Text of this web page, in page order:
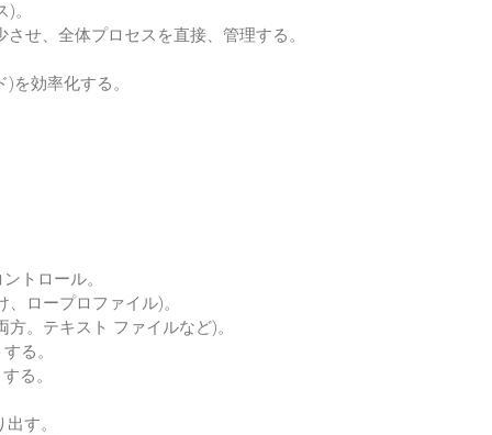
。
せ、全体プロセスを直接、管理する。
効率化する。
トロール。
ロープロファイル)。
。テキスト ファイルなど)。
る。
る。
す。